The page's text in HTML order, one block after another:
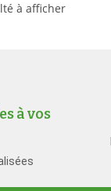
à afficher
à vos